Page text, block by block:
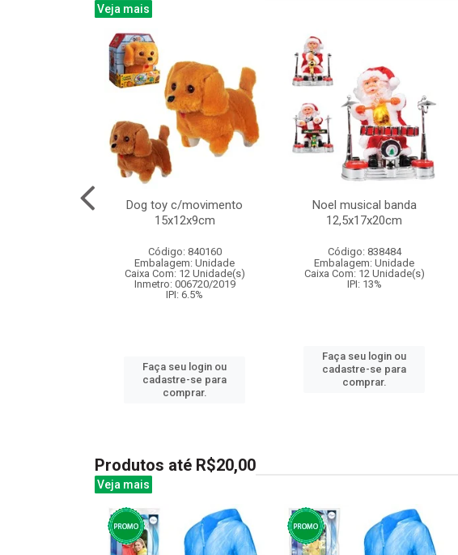
Veja mais
Dog toy c/movimento
15x12x9cm
Código: 840160
Embalagem: Unidade
Caixa Com: 12 Unidade(s)
Inmetro: 006720/2019
IPI: 6.5%
Faça seu login ou
cadastre-se para
comprar.
Noel musical banda
12,5x17x20cm
Código: 838484
Embalagem: Unidade
Caixa Com: 12 Unidade(s)
IPI: 13%
Faça seu login ou
cadastre-se para
comprar.
Produtos até R$20,00
Veja mais